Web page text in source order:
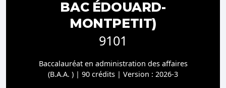
BAC ÉDOUARD-
MONTPETIT)
9101
Baccalauréat en administration des affaires
(B.A.A. ) | 90 crédits | Version : 2026-3